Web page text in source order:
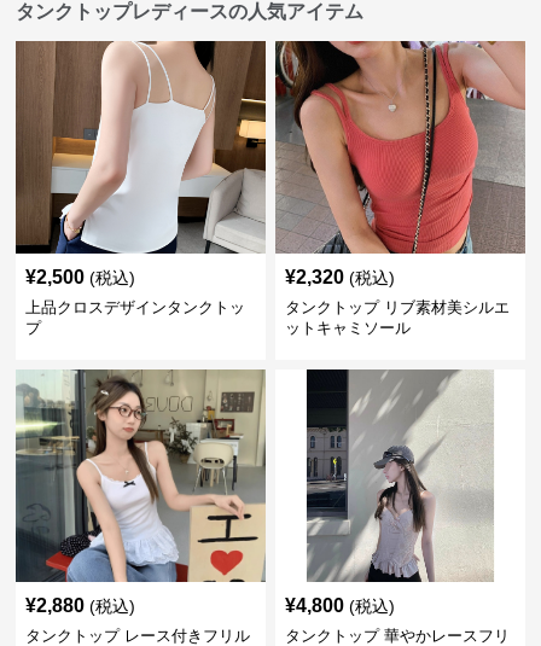
タンクトップレディースの人気アイテム
¥2,500 (税込)
上品クロスデザインタンクトッ
プ
¥2,320 (税込)
タンクトップ リブ素材美シルエ
ットキャミソール
¥2,880 (税込)
タンクトップ レース付きフリル
¥4,800 (税込)
タンクトップ 華やかレースフリ